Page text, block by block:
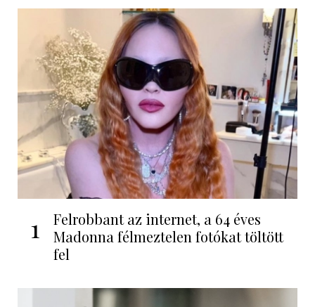
1
Felrobbant az internet, a 64 éves
Madonna félmeztelen fotókat töltött
fel